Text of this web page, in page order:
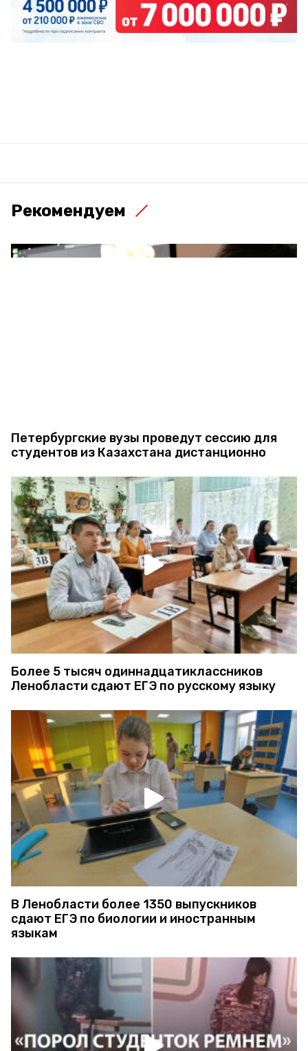
Рекомендуем
Петербургские вузы проведут сессию для
студентов из Казахстана дистанционно
Более 5 тысяч одиннадцатиклассников
Ленобласти сдают ЕГЭ по русскому языку
В Ленобласти более 1350 выпускников
сдают ЕГЭ по биологии и иностранным
языкам